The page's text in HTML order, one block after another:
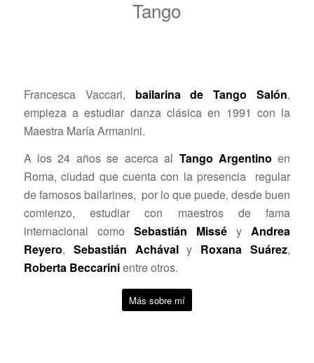
Tango
Francesca Vaccari, bailarina de Tango Salón,
empieza a estudiar danza clásica en 1991 con la
Maestra María Armanini.
A los 24 años se acerca al Tango Argentino en
Roma, ciudad que cuenta con la presencia regular
de famosos bailarines, por lo que puede, desde buen
comienzo, estudiar con maestros de fama
internacional como Sebastián Missé yAndrea
Reyero, Sebastián Achávaly Roxana Suárez,
Roberta Beccarinientre otros.
Más sobre mí